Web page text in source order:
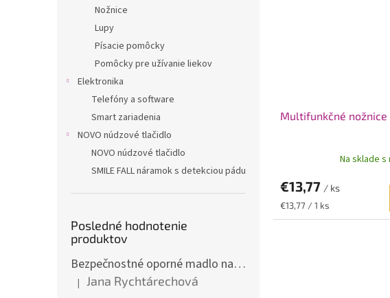
Nožnice
Lupy
Písacie pomôcky
Pomôcky pre užívanie liekov
Elektronika
Telefóny a software
Smart zariadenia
NOVO núdzové tlačidlo
NOVO núdzové tlačidlo
SMILE FALL náramok s detekciou pádu
Posledné hodnotenie
produktov
Bezpečnostné oporné madlo na WC JMC-C 5300KD
Hodnotenie produktu je 5 z 5 hviezdičiek.
| Jana Rychtárechová
Multifunkčné nožnice
Na sklade
€13,77 / ks
Jednotková
cena:
€13,77 / 1 ks